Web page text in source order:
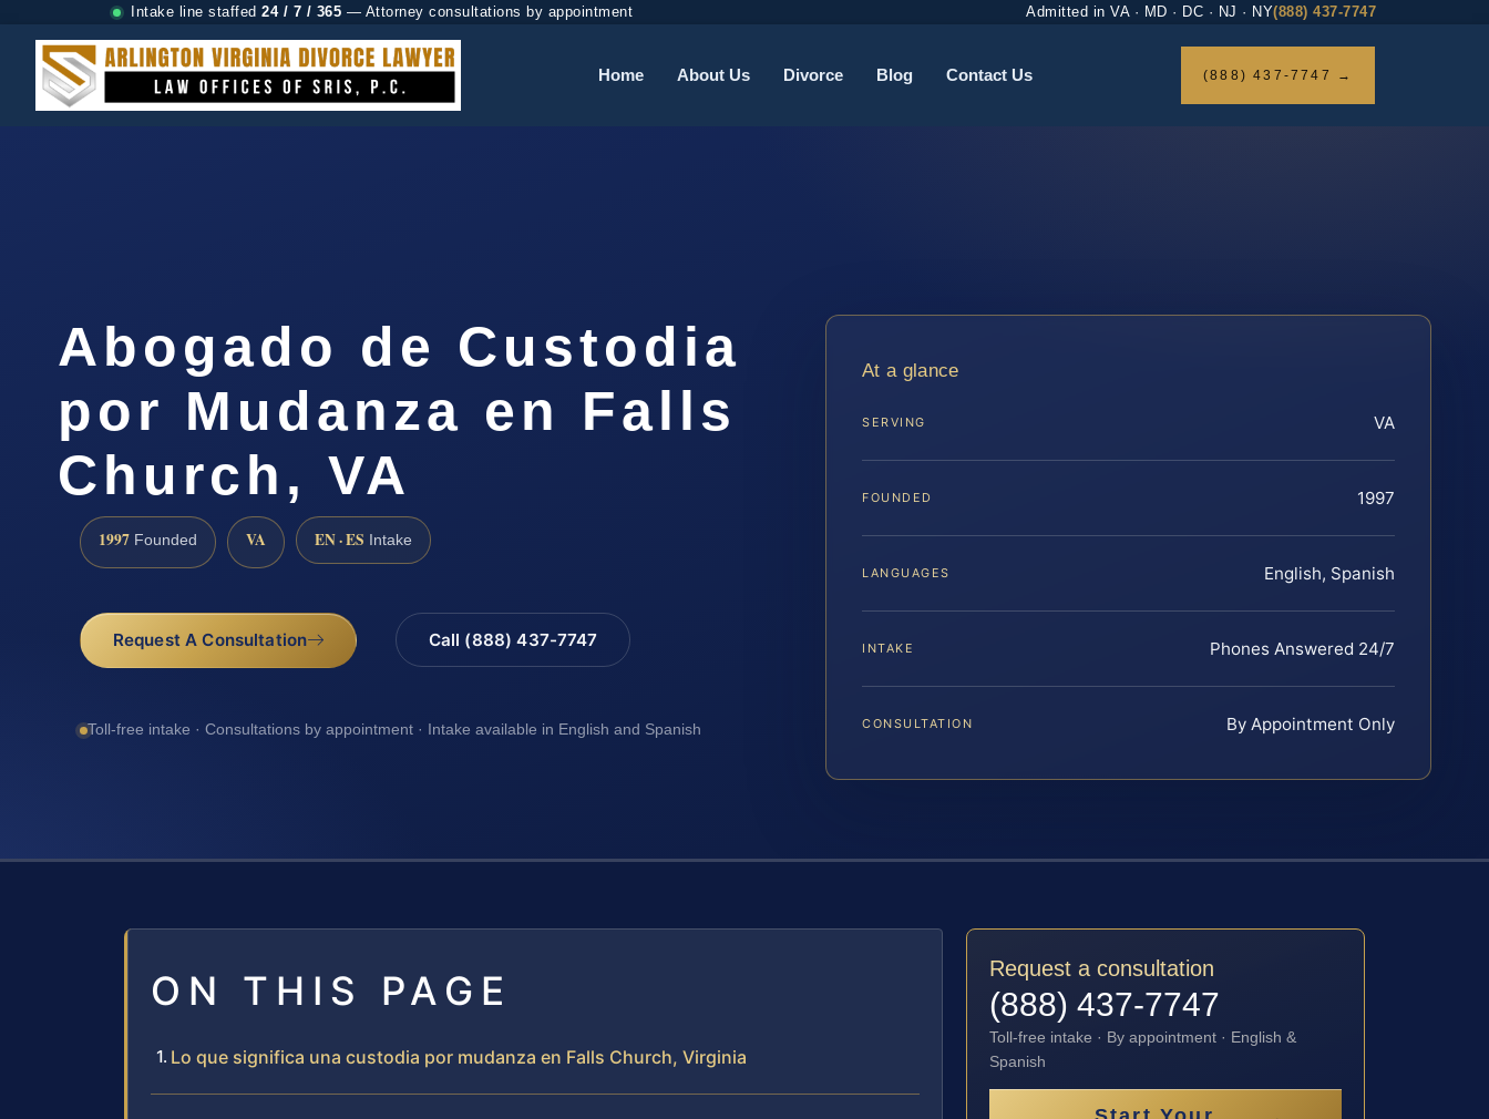
Intake line staffed 24 / 7 / 365 — Attorney consultations by appointment Admitted in VA · MD · DC · NJ · NY(888) 437-7747
Home About Us Divorce Blog Contact Us (888) 437-7747 →
Abogado de Custodia
por Mudanza en Falls
Church, VA
1997 Founded VA EN · ES Intake
Request A Consultation Call (888) 437-7747
Toll-free intake · Consultations by appointment · Intake available in English and Spanish
At a glance
SERVING VA
FOUNDED 1997
LANGUAGES English, Spanish
INTAKE Phones Answered 24/7
CONSULTATION By Appointment Only
ON THIS PAGE
Lo que significa una custodia por mudanza en Falls Church, Virginia
Request a consultation
(888) 437-7747
Toll-free intake · By appointment · English &
Spanish